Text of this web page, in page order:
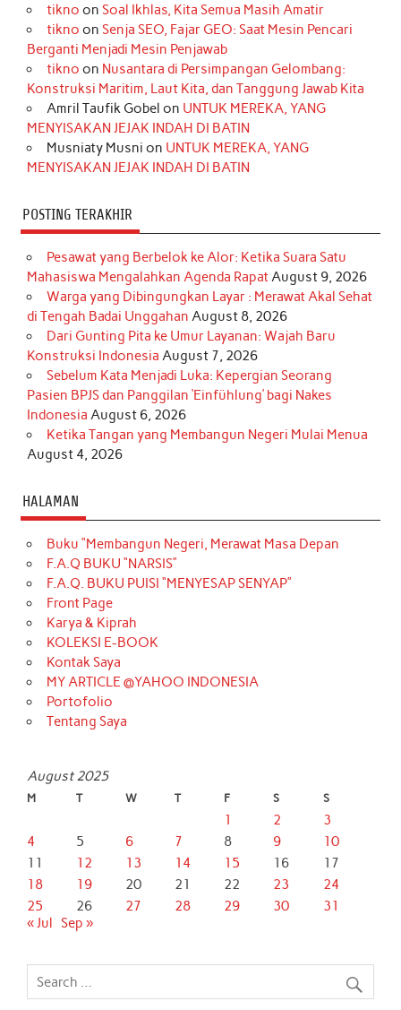
b
o
k
a
r
a
m
o
k
e
r
e
s
t
e
d
I
n
t
r
u
e
tikno on Soal Ikhlas, Kita Semua Masih Amatir
tikno on Senja SEO, Fajar GEO: Saat Mesin Pencari
Berganti Menjadi Mesin Penjawab
tikno on Nusantara di Persimpangan Gelombang:
Konstruksi Maritim, Laut Kita, dan Tanggung Jawab Kita
Amril Taufik Gobel on UNTUK MEREKA, YANG
MENYISAKAN JEJAK INDAH DI BATIN
Musniaty Musni on UNTUK MEREKA, YANG
MENYISAKAN JEJAK INDAH DI BATIN
POSTING TERAKHIR
Pesawat yang Berbelok ke Alor: Ketika Suara Satu
Mahasiswa Mengalahkan Agenda RapatAugust 9, 2026
Warga yang Dibingungkan Layar : Merawat Akal Sehat
di Tengah Badai Unggahan August 8, 2026
Dari Gunting Pita ke Umur Layanan: Wajah Baru
Konstruksi Indonesia August 7, 2026
Sebelum Kata Menjadi Luka: Kepergian Seorang
Pasien BPJS dan Panggilan ‘Einfühlung’ bagi Nakes
Indonesia August 6, 2026
Ketika Tangan yang Membangun Negeri Mulai Menua
August 4, 2026
HALAMAN
Buku “Membangun Negeri, Merawat Masa Depan
F.A.Q BUKU “NARSIS”
F.A.Q. BUKU PUISI “MENYESAP SENYAP”
Front Page
Karya & Kiprah
KOLEKSI E-BOOK
Kontak Saya
MY ARTICLE @YAHOO INDONESIA
Portofolio
Tentang Saya
August 2025
M T W T F S S
1 2
3
4
5 6 7 8 9
10
11
12 13 14 15 16
17
18
19 20 21 22 23
24
25
26 27 28 29 30
31
« Jul
Sep »